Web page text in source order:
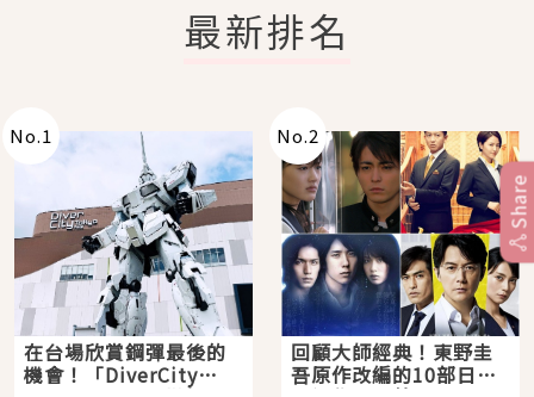
最新排名
No.1
在台場欣賞鋼彈最後的
機會！「DiverCity
No.2
回顧大師經典！東野圭
吾原作改編的10部日本
Share